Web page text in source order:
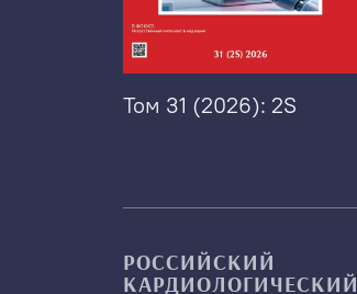
Том 31 (2026): 2S
РОССИЙСКИЙ
КАРДИОЛОГИЧЕСКИЙ